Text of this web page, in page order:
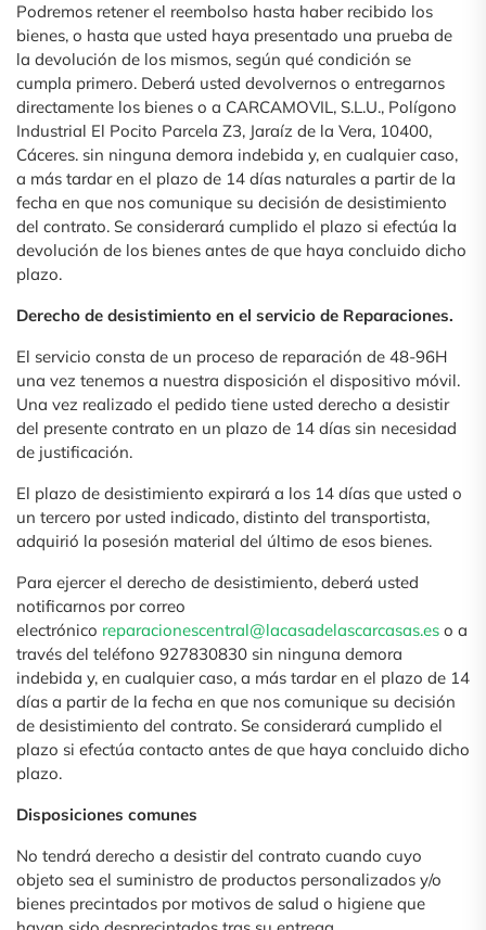
Podremos retener el reembolso hasta haber recibido los
bienes, o hasta que usted haya presentado una prueba de
la devolución de los mismos, según qué condición se
cumpla primero. Deberá usted devolvernos o entregarnos
directamente los bienes o a CARCAMOVIL, S.L.U., Polígono
Industrial El Pocito Parcela Z3, Jaraíz de la Vera, 10400,
Cáceres. sin ninguna demora indebida y, en cualquier caso,
a más tardar en el plazo de 14 días naturales a partir de la
fecha en que nos comunique su decisión de desistimiento
del contrato. Se considerará cumplido el plazo si efectúa la
devolución de los bienes antes de que haya concluido dicho
plazo.
Derecho de desistimiento en el servicio de Reparaciones.
El servicio consta de un proceso de reparación de 48-96H
una vez tenemos a nuestra disposición el dispositivo móvil.
Una vez realizado el pedido tiene usted derecho a desistir
del presente contrato en un plazo de 14 días sin necesidad
de justificación.
El plazo de desistimiento expirará a los 14 días que usted o
un tercero por usted indicado, distinto del transportista,
adquirió la posesión material del último de esos bienes.
Para ejercer el derecho de desistimiento, deberá usted
notificarnos por correo
electrónico reparacionescentral@lacasadelascarcasas.es o a
través del teléfono 927830830 sin ninguna demora
indebida y, en cualquier caso, a más tardar en el plazo de 14
días a partir de la fecha en que nos comunique su decisión
de desistimiento del contrato. Se considerará cumplido el
plazo si efectúa contacto antes de que haya concluido dicho
plazo.
Disposiciones comunes
No tendrá derecho a desistir del contrato cuando cuyo
objeto sea el suministro de productos personalizados y/o
bienes precintados por motivos de salud o higiene que